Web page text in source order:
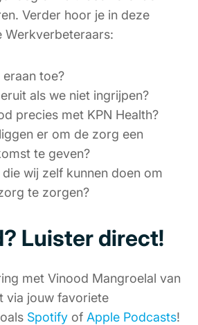
Verder hoor je in deze
Werkverbeteraars:
toe?
als we niet ingrijpen?
precies met KPN Health?
er om de zorg een
te geven?
wij zelf kunnen doen om
te zorgen?
Luister direct!
met Vinood Mangroelal van
via jouw favoriete
Spotify of Apple Podcasts!